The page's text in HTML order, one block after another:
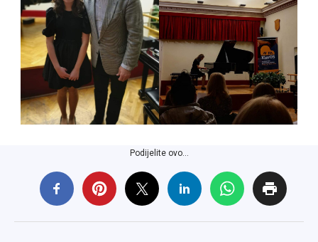
Podijelite ovo...